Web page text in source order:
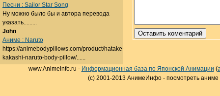
Песни : Sailor Star Song
Ну можно было бы и автора перевода
указать.........
John
Аниме : Naruto
https://animebodypillows.com/product/hatake-
kakashi-naruto-body-pillow/......
www.Animeinfo.ru - Информационная база по Японской Анимации (
(c) 2001-2013 АнимеИнфо - посмотреть аниме